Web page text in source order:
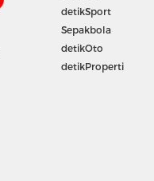
detikSport
Sepakbola
detikOto
detikProperti